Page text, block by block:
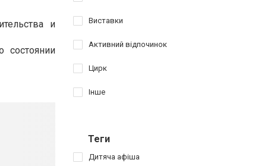
и
состоянии
Виставки
Активний відпочинок
Цирк
Інше
Теги
Дитяча афіша